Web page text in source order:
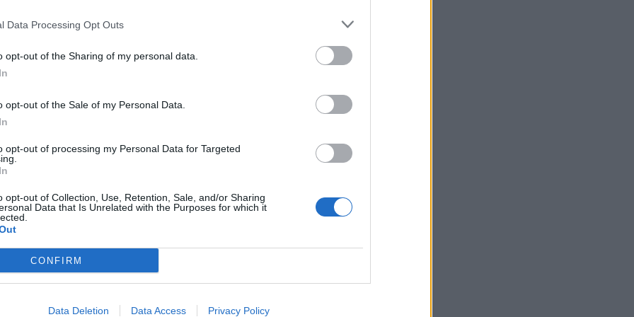
Data Processing Opt Outs
opt-out of the Sharing of my personal data.
opt-out of the Sale of my Personal Data.
opt-out of processing my Personal Data for Targeted
opt-out of Collection, Use, Retention, Sale, and/or Sharing
Data that Is Unrelated with the Purposes for which it
CONFIRM
Data Deletion Data Access Privacy Policy
γυναίκες, συμπεριλαμβανομένων των
ή την αυθαίρετη στέρηση
στην δημόσια είτε στην ιδιωτική
ζωή της θα αντιμετωπίσει
βία από τον σύντροφό της.
ή απόπειρας βιασμού
Ένωσης έχει αναφέρει
στο χώρο εργασίας